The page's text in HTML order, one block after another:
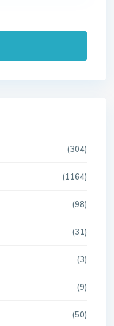
(304)
(1164)
(98)
(31)
(3)
(9)
(50)